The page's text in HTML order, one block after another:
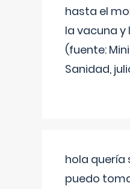
hasta el
la vacuna
(fuente:
Sanidad,
hola quería
puedo